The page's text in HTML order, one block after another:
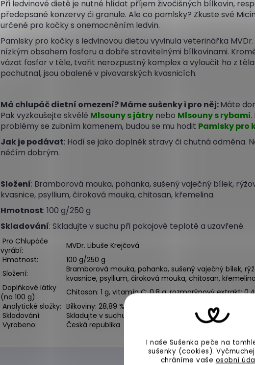
I naše Sušenka peče na
sušenky (cookies).
chráníme vaše osobní
Při ledvinové dietě je nutné hlídat příjem živočišných bílkovin,
předepsané konzervy či granule. Ale co pamlsky? Zkuste své
určené pro kočky s onemocněním ledvin.
Pamlsky pro kočky s ledvinovou dietou vyvinula veterinářka
nízkým obsahem fosforu a dobře stravitelnými bílkovinami.
vázat fosfor v těle, tvořit nerozpustný komplex a vyloučit ho z
pochutnal, jsou obalené v pivovarských kvasnicích.
Má chlupáč dietní omezení? Máme sušenky i pro něj:Máte
Pak vyzkoušejte skvělé Mlsouny s játry nebo Mlsouny s rybami
problémy se zubním kamenem, budou se mu hodit Pamlsky pro
Jak je podávat: Hodí se jako doplněk stravy či chutná odměna.
něčím dobrým.
Složení: Bramborová mouka, pohanka, sušený vaječný bílek,
kvasnice, psyllium, čiroková mouka, chitosan, křemelina
Hmotnost: 100 g/250 g
Skladování: Skladujte v suchu při pokojové teplotě a uzavřené.
Pro Chlupáče
vyrábí:
MVDr. Libuše Krejčová
Hmotnost:
100 g/250 g
Složení:
Bramborová mouka, pohanka, sušený vaječný bílek,
kvasnice, psyllium, čiroková mouka, chitosan, křemelina
Doplňkové látky
(na 100 g):
Chitosan: 1 g, vitamín C: 0,8 g, rozmarýnový extrakt:
Analytické složky: Bílkoviny: 28,89 %, tuky a oleje: 1,1 %, vláknina: 7 %, popel
Skladování:
Skladujte v suchu při pokojové teplotě a uzavřené.
Vyrobeno:
Česká republika